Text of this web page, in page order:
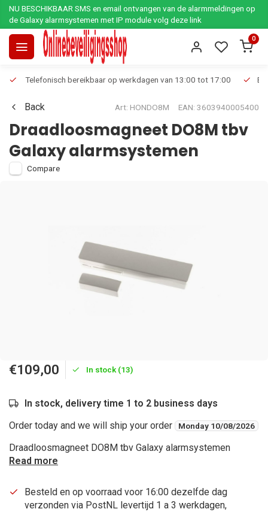
NU BESCHIKBAAR SMS en email ontvangen van de alarmmeldingen op
de Galaxy alarmsystemen met IP module volg deze link
0
Telefonisch bereikbaar op werkdagen van 13:00 tot 17:00
Back Art: HONDO8M EAN: 3603940005400
Draadloosmagneet DO8M tbv
Galaxy alarmsystemen
Compare
€109,00 In stock (13)
In stock, delivery time 1 to 2 business days
Order today and we will ship your order
Monday 10/08/2026
Draadloosmagneet DO8M tbv Galaxy alarmsystemen
Read more
Besteld en op voorraad voor 16:00 dezelfde dag
verzonden via PostNL levertijd 1 a 3 werkdagen,